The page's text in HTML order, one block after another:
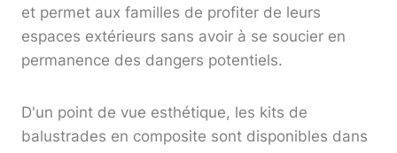
et permet aux familles de profiter de leurs
espaces extérieurs sans avoir à se soucier en
permanence des dangers potentiels.
D'un point de vue esthétique, les kits de
balustrades en composite sont disponibles dans